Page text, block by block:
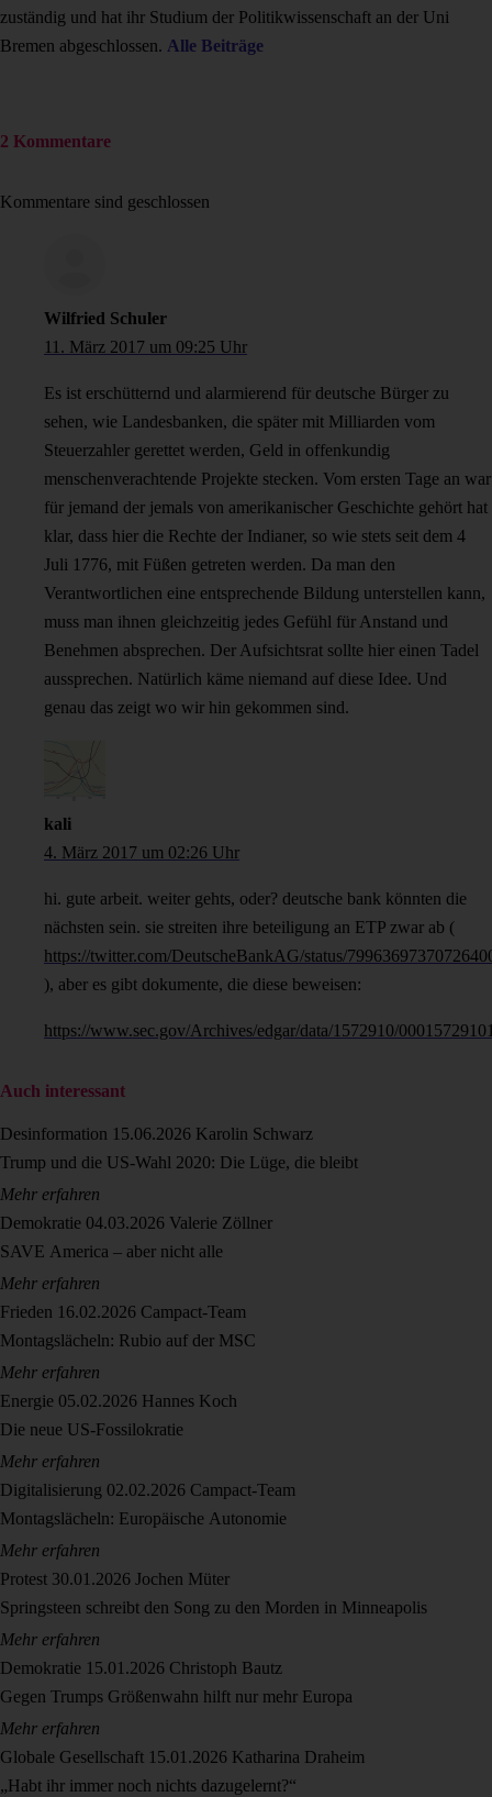
zuständig und hat ihr Studium der Politikwissenschaft an der Uni
Bremen abgeschlossen. Alle Beiträge
2 Kommentare
Kommentare sind geschlossen
Wilfried Schuler
11. März 2017 um 09:25 Uhr
Es ist erschütternd und alarmierend für deutsche Bürger zu
sehen, wie Landesbanken, die später mit Milliarden vom
Steuerzahler gerettet werden, Geld in offenkundig
menschenverachtende Projekte stecken. Vom ersten Tage an war
für jemand der jemals von amerikanischer Geschichte gehört hat
klar, dass hier die Rechte der Indianer, so wie stets seit dem 4
Juli 1776, mit Füßen getreten werden. Da man den
Verantwortlichen eine entsprechende Bildung unterstellen kann,
muss man ihnen gleichzeitig jedes Gefühl für Anstand und
Benehmen absprechen. Der Aufsichtsrat sollte hier einen Tadel
aussprechen. Natürlich käme niemand auf diese Idee. Und
genau das zeigt wo wir hin gekommen sind.
kali
4. März 2017 um 02:26 Uhr
hi. gute arbeit. weiter gehts, oder? deutsche bank könnten die
nächsten sein. sie streiten ihre beteiligung an ETP zwar ab (
https://twitter.com/DeutscheBankAG/status/
), aber es gibt dokumente, die diese beweisen:
https://www.sec.gov/Archives/edgar/data/1572910/
Auch interessant
Desinformation 15.06.2026 Karolin Schwarz
Trump und die US-Wahl 2020: Die Lüge, die bleibt
Mehr erfahren
Demokratie 04.03.2026 Valerie Zöllner
SAVE America – aber nicht alle
Mehr erfahren
Frieden 16.02.2026 Campact-Team
Montagslächeln: Rubio auf der MSC
Mehr erfahren
Energie 05.02.2026 Hannes Koch
Die neue US-Fossilokratie
Mehr erfahren
Digitalisierung 02.02.2026 Campact-Team
Montagslächeln: Europäische Autonomie
Mehr erfahren
Protest 30.01.2026 Jochen Müter
Springsteen schreibt den Song zu den Morden in Minneapolis
Mehr erfahren
Demokratie 15.01.2026 Christoph Bautz
Gegen Trumps Größenwahn hilft nur mehr Europa
Mehr erfahren
Globale Gesellschaft 15.01.2026 Katharina Draheim
„Habt ihr immer noch nichts dazugelernt?“